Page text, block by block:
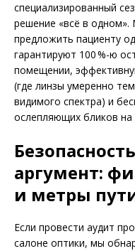
специализированный
решение «всё в
предложить пациенту
гарантируют 100 %-ю
помещении,
(где линзы умеренно
видимого спектра) и
ослепляющих бликов на
аргумент:
и метры
Если провести аудит
салоне оптики, мы